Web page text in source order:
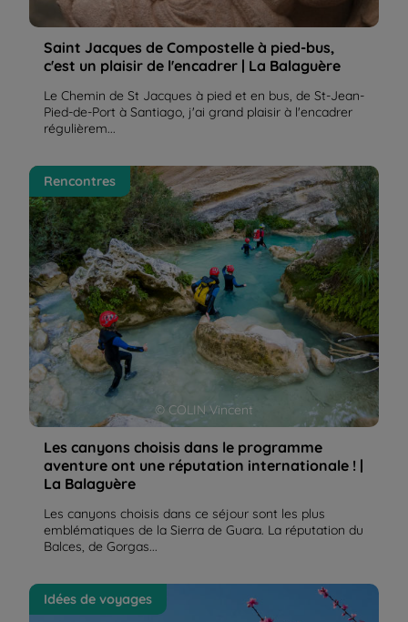
Saint Jacques de Compostelle à pied-bus,
c'est un plaisir de l'encadrer | La Balaguère
Le Chemin de St Jacques à pied et en bus, de St-Jean-
Pied-de-Port à Santiago, j'ai grand plaisir à l'encadrer
régulièrem...
Les canyons choisis dans le programme aventure
ont une réputation internationale ! | La Balaguère
© COLIN Vincent
Rencontres
Les canyons choisis dans le programme
aventure ont une réputation internationale ! |
La Balaguère
Les canyons choisis dans ce séjour sont les plus
emblématiques de la Sierra de Guara. La réputation du
Balces, de Gorgas...
Le Canigou, un des sommets les plus connus des
Pyrénées | La Balaguère
Idées de voyages